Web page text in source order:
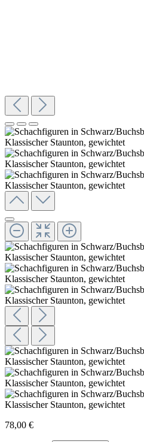
78,00 €